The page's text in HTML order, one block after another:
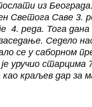
из
Светога Саве 3.
4. реда. Тога дана
Седело
се у саборном
уручио старцима
као краљев дар за